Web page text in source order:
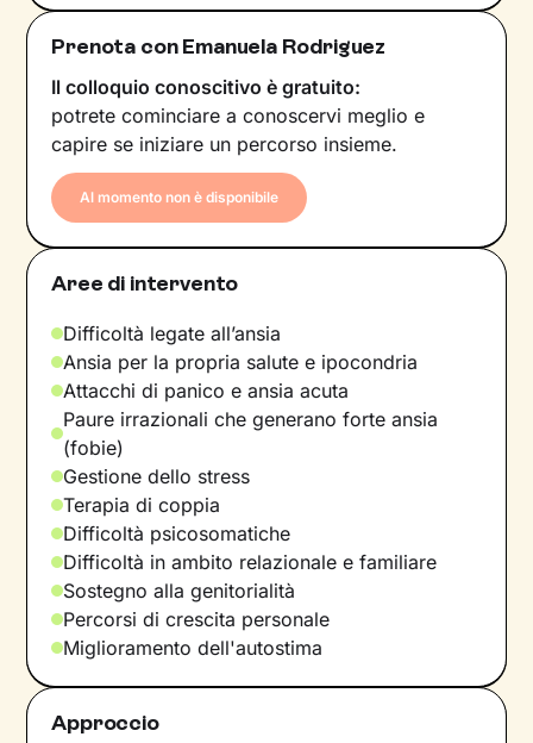
Prenota con Emanuela Rodriguez
Il colloquio conoscitivo è gratuito:
potrete cominciare a conoscervi meglio e
capire se iniziare un percorso insieme.
Al momento non è disponibile
Aree di intervento
Difficoltà legate all’ansia
Ansia per la propria salute e ipocondria
Attacchi di panico e ansia acuta
Paure irrazionali che generano forte ansia
(fobie)
Gestione dello stress
Terapia di coppia
Difficoltà psicosomatiche
Difficoltà in ambito relazionale e familiare
Sostegno alla genitorialità
Percorsi di crescita personale
Miglioramento dell'autostima
Approccio